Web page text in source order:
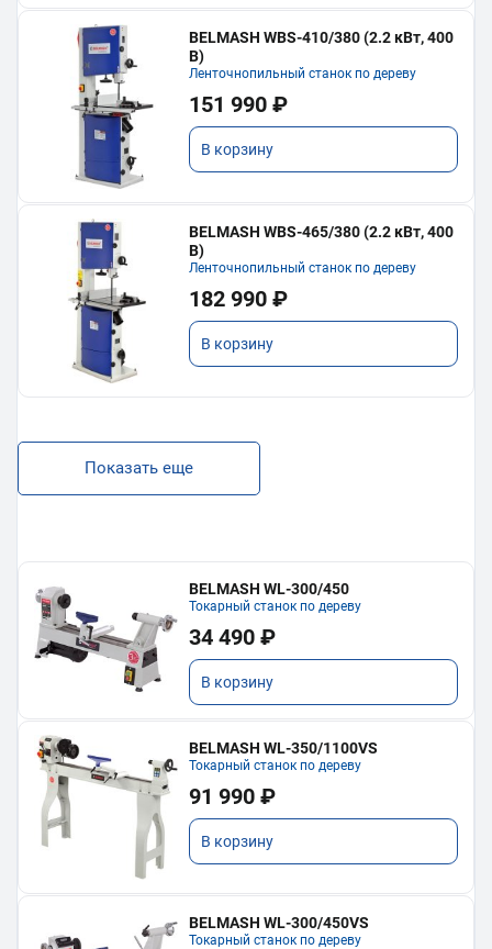
BELMASH WBS-410/380 (2.2 кВт, 400
В)
Ленточнопильный станок по дереву
151 990 ₽
В корзину
BELMASH WBS-465/380 (2.2 кВт, 400
В)
Ленточнопильный станок по дереву
182 990 ₽
В корзину
Показать еще
BELMASH WL-300/450
Токарный станок по дереву
34 490 ₽
В корзину
BELMASH WL-350/1100VS
Токарный станок по дереву
91 990 ₽
В корзину
BELMASH WL-300/450VS
Токарный станок по дереву